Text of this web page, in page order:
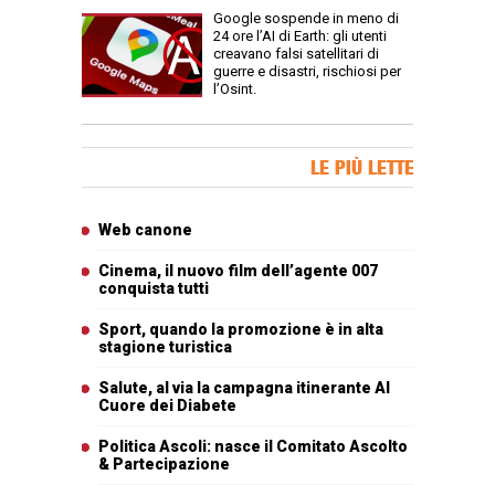
Google sospende in meno di
24 ore l’AI di Earth: gli utenti
creavano falsi satellitari di
guerre e disastri, rischiosi per
l’Osint.
LE PIÙ LETTE
Web canone
Cinema, il nuovo film dell’agente 007
conquista tutti
Sport, quando la promozione è in alta
stagione turistica
Salute, al via la campagna itinerante Al
Cuore dei Diabete
Politica Ascoli: nasce il Comitato Ascolto
& Partecipazione